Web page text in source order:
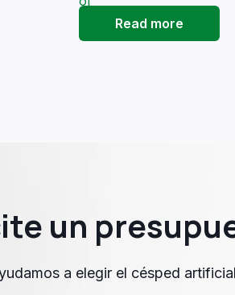
Read more
un
a elegir el césped